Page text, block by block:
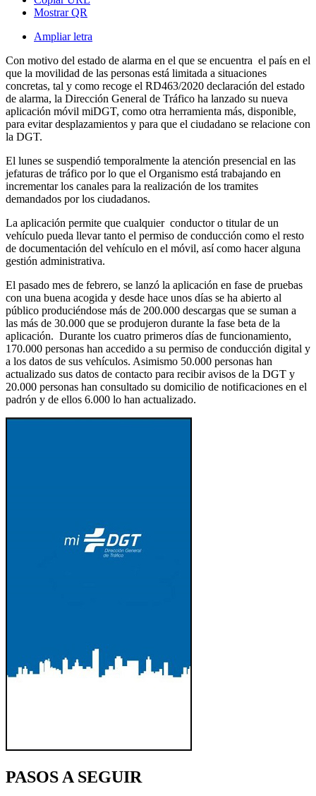
Mostrar QR
Ampliar letra
Con motivo del estado de alarma en el que se encuentra el país en el
que la movilidad de las personas está limitada a situaciones
concretas, tal y como recoge el RD463/2020 declaración del estado
de alarma, la Dirección General de Tráfico ha lanzado su nueva
aplicación móvil miDGT, como otra herramienta más, disponible,
para evitar desplazamientos y para que el ciudadano se relacione con
la DGT.
El lunes se suspendió temporalmente la atención presencial en las
jefaturas de tráfico por lo que el Organismo está trabajando en
incrementar los canales para la realización de los tramites
demandados por los ciudadanos.
La aplicación permite que cualquier conductor o titular de un
vehículo pueda llevar tanto el permiso de conducción como el resto
de documentación del vehículo en el móvil, así como hacer alguna
gestión administrativa.
El pasado mes de febrero, se lanzó la aplicación en fase de pruebas
con una buena acogida y desde hace unos días se ha abierto al
público produciéndose más de 200.000 descargas que se suman a
las más de 30.000 que se produjeron durante la fase beta de la
aplicación. Durante los cuatro primeros días de funcionamiento,
170.000 personas han accedido a su permiso de conducción digital y
a los datos de sus vehículos. Asimismo 50.000 personas han
actualizado sus datos de contacto para recibir avisos de la DGT y
20.000 personas han consultado su domicilio de notificaciones en el
padrón y de ellos 6.000 lo han actualizado.
PASOS A SEGUIR